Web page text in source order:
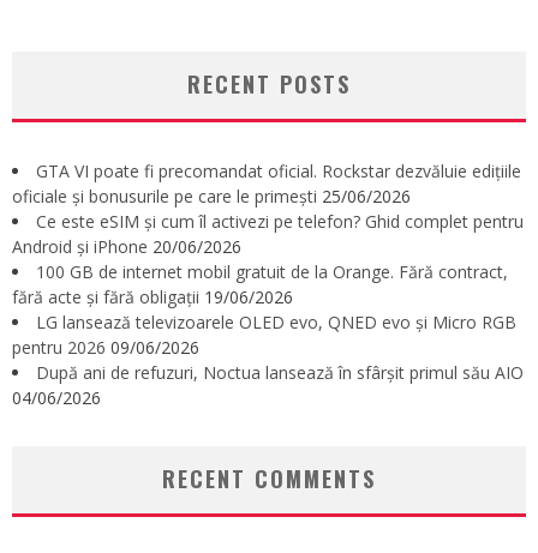
RECENT POSTS
GTA VI poate fi precomandat oficial. Rockstar dezvăluie edițiile
oficiale și bonusurile pe care le primești 25/06/2026
Ce este eSIM și cum îl activezi pe telefon? Ghid complet pentru
Android și iPhone 20/06/2026
100 GB de internet mobil gratuit de la Orange. Fără contract,
fără acte și fără obligații 19/06/2026
LG lansează televizoarele OLED evo, QNED evo și Micro RGB
pentru 2026 09/06/2026
După ani de refuzuri, Noctua lansează în sfârșit primul său AIO
04/06/2026
RECENT COMMENTS